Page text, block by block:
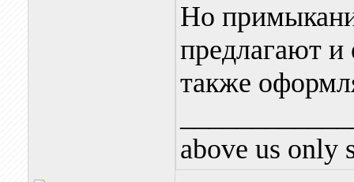
Но
предлагают и
также
above us only